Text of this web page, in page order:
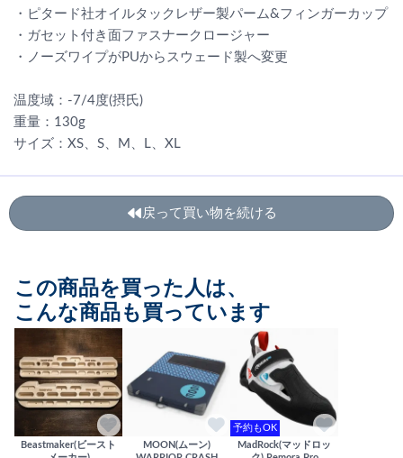
・ピタード社オイルタックレザー製パーム&フィンガーカップ
・ガセット付き面ファスナークロージャー
・ノーズワイプがPUからスウェード製へ変更
温度域：-7/4度(摂氏)
重量：130g
サイズ：XS、S、M、L、XL
戻って買い物を続ける
この商品を買った人は、
こんな商品も買っています
Beastmaker(ビースト
MOON(ムーン)
予約もOK
MadRock(マッドロッ